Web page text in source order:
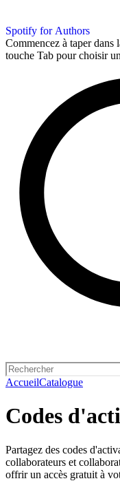
Spotify for Authors
Commencez à taper dans
touche Tab pour choisir
AccueilCatalogue
Codes
Partagez des codes
collaborateurs et
offrir un accès gratuit à